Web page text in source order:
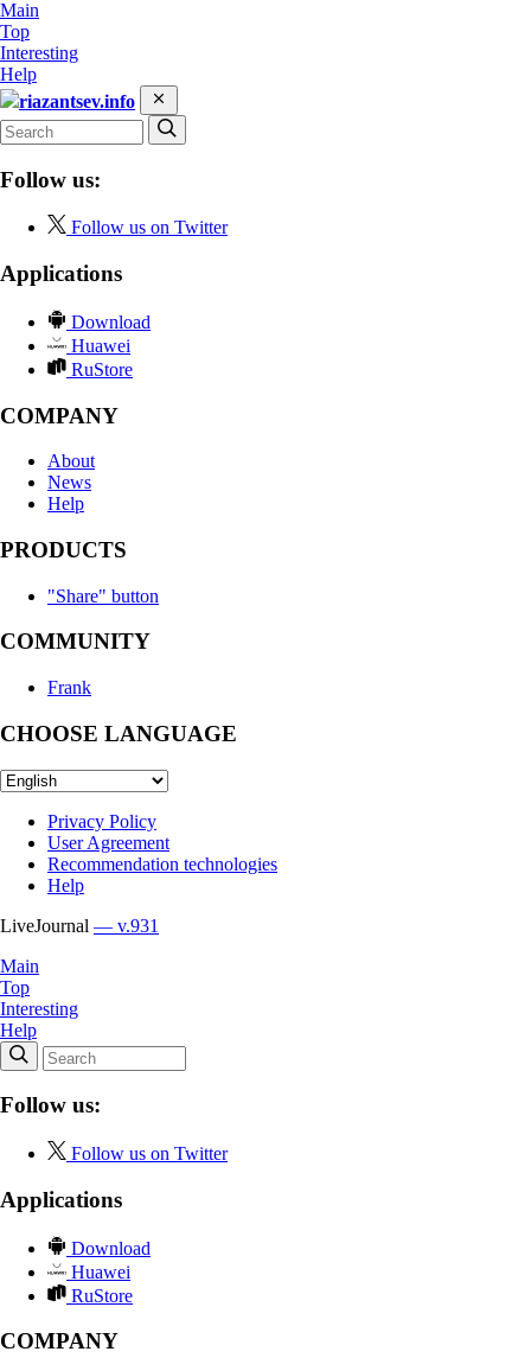
Main
Top
Interesting
Help
riazantsev.info
Follow us:
Follow us on Twitter
Applications
Download
Huawei
RuStore
COMPANY
About
News
Help
PRODUCTS
"Share" button
COMMUNITY
Frank
CHOOSE LANGUAGE
Privacy Policy
User Agreement
Recommendation technologies
Help
LiveJournal — v.931
Main
Top
Interesting
Help
Follow us:
Follow us on Twitter
Applications
Download
Huawei
RuStore
COMPANY